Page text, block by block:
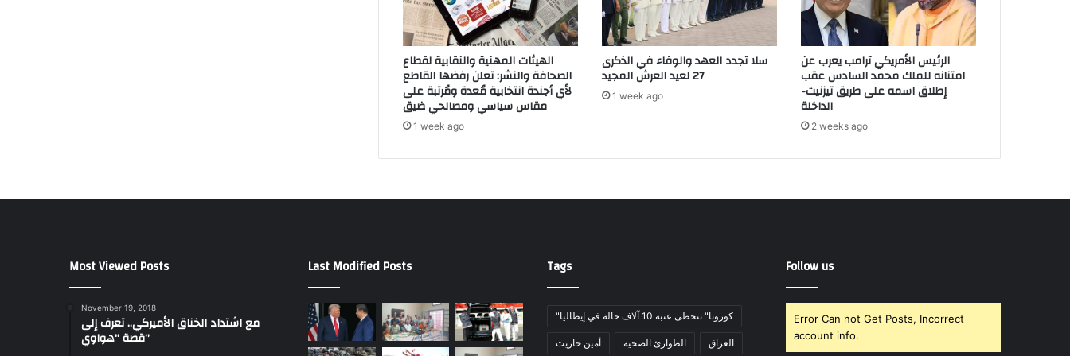
غ
1
3
1
9
7
ب
ي
ط
ي
ع
ا
ش
ب
ل
ب
ي
؟
الهيئات المهنية والنقابية لقطاع
الصحافة والنشر: تعلن رفضها القاطع
لأي أجندة انتخابية مُعدة ومُرتبة على
مقاس سياسي ومصالحي ضيق
1 week ago
سلا تجدد العهد والوفاء في الذكرى
27 لعيد العرش المجيد
1 week ago
الرئيس الأمريكي ترامب يعرب عن
امتنانه للملك محمد السادس عقب
إطلاق اسمه على طريق تيزنيت-
الداخلة
2 weeks ago
Most Viewed Posts
November 19, 2018
مع اشتداد الخناق الأميركي.. تعرف إلى
قصة “هواوي”
Last Modified Posts Tags
"كورونا" تتخطى عتبة 10 آلاف حالة في إيطاليا
أمين حاريت الطوارئ الصحية العراق
Follow us
Error Can not Get Posts, Incorrect
account info.